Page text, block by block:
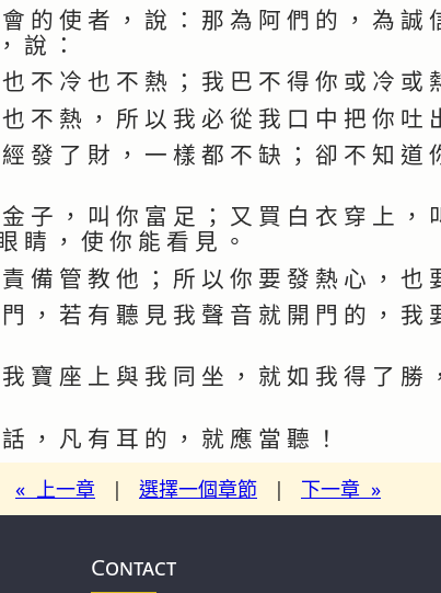
的 使 者 ， 說 ： 那 為 阿 們 的 ， 為 誠
說 ：
不 冷 也 不 熱 ； 我 巴 不 得 你 或 冷 或
不 熱 ， 所 以 我 必 從 我 口 中 把 你 吐
發 了 財 ， 一 樣 都 不 缺 ； 卻 不 知 道
子 ， 叫 你 富 足 ； 又 買 白 衣 穿 上 ，
睛 ， 使 你 能 看 見 。
備 管 教 他 ； 所 以 你 要 發 熱 心 ， 也
， 若 有 聽 見 我 聲 音 就 開 門 的 ， 我
寶 座 上 與 我 同 坐 ， 就 如 我 得 了 勝
， 凡 有 耳 的 ， 就 應 當 聽 ！
« 上一章 | 選擇一個章節 | 下一章 »
Contact